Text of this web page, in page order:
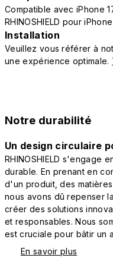
Compatible avec iPhone
RHINOSHIELD pour
Installation
Veuillez vous référer à
une expérience optimale.
Notre durabilité
Un design circulaire
RHINOSHIELD s'engage
durable. En prenant en
d'un produit, des
nous avons dû repenser
créer des solutions
et responsables. Nous
est cruciale pour bâtir un
En savoir plus